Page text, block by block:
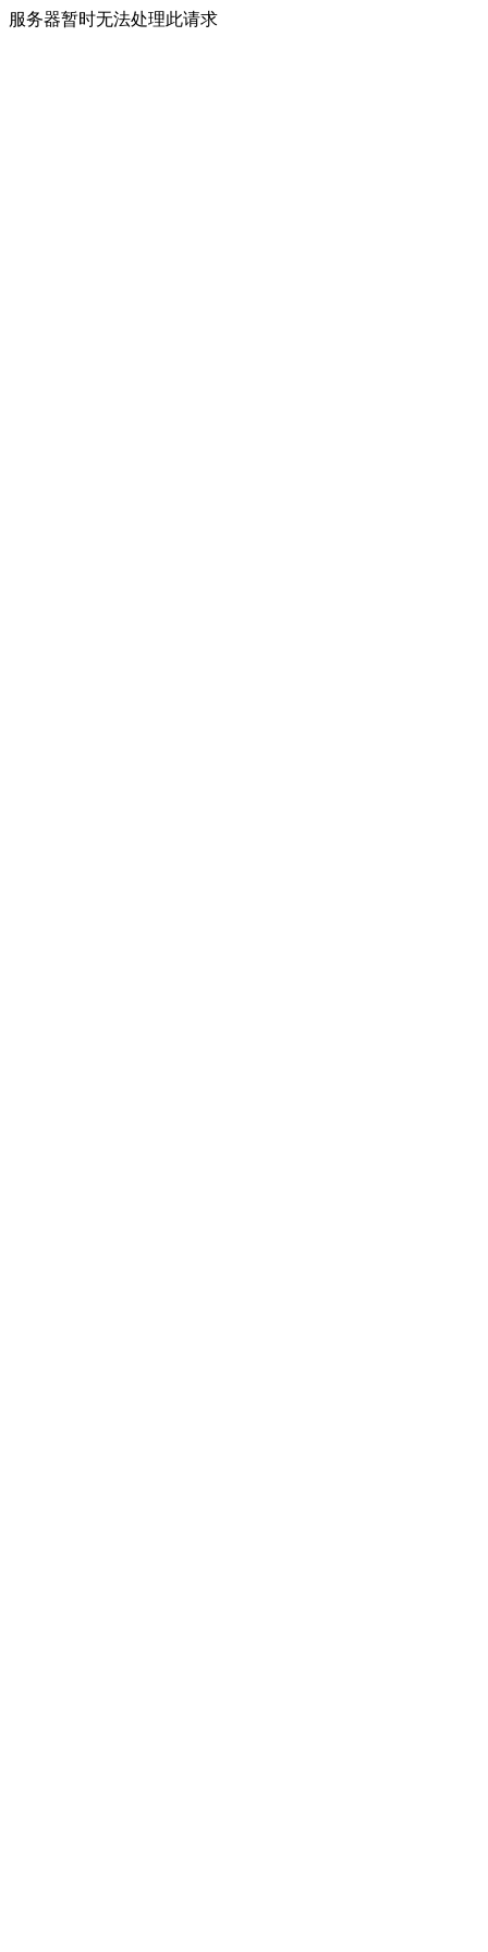
服务器暂时无法处理此请求